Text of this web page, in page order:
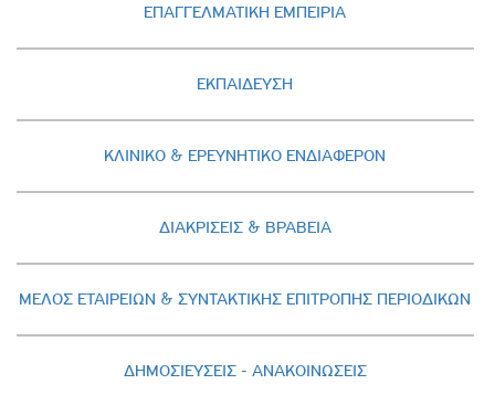
ΕΠΑΓΓΕΛΜΑΤΙΚΗ ΕΜΠΕΙΡΙΑ
ΕΚΠΑΙΔΕΥΣΗ
ΚΛΙΝΙΚΟ & ΕΡΕΥΝΗΤΙΚΟ ΕΝΔΙΑΦΕΡΟΝ
ΔΙΑΚΡΙΣΕΙΣ & ΒΡΑΒΕΙΑ
ΜΕΛΟΣ ΕΤΑΙΡΕΙΩΝ & ΣΥΝΤΑΚΤΙΚΗΣ ΕΠΙΤΡΟΠΗΣ ΠΕΡΙΟΔΙΚΩΝ
ΔΗΜΟΣΙΕΥΣΕΙΣ - AΝΑΚΟΙΝΩΣΕΙΣ